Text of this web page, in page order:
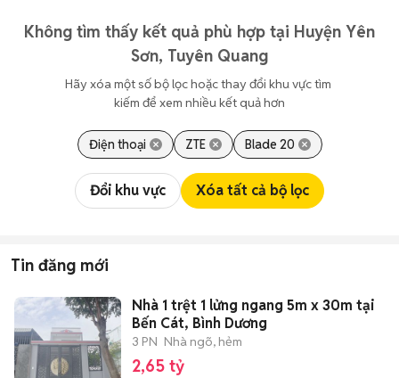
Không tìm thấy kết quả phù hợp tại Huyện Yên
Sơn, Tuyên Quang
Hãy xóa một số bộ lọc hoặc thay đổi khu vực tìm
kiếm để xem nhiều kết quả hơn
Điện thoại ZTE Blade 20
Đổi khu vực Xóa tất cả bộ lọc
Tin đăng mới
Nhà 1 trệt 1 lửng ngang 5m x 30m tại
Bến Cát, Bình Dương
3 PN Nhà ngõ, hẻm
2,65 tỷ